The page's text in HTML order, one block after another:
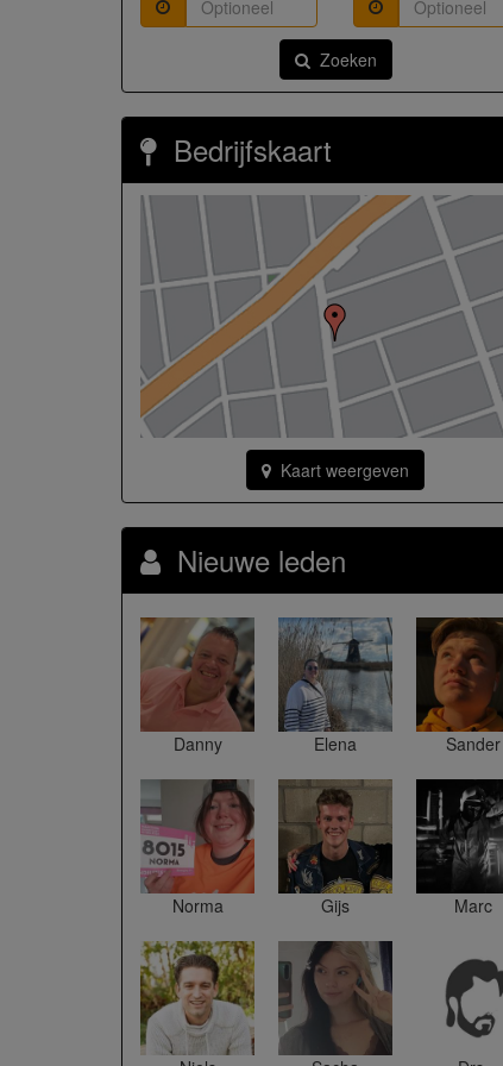
Zoeken
Bedrijfskaart
Kaart weergeven
Nieuwe leden
Danny Elena Sander
Norma Gijs Marc